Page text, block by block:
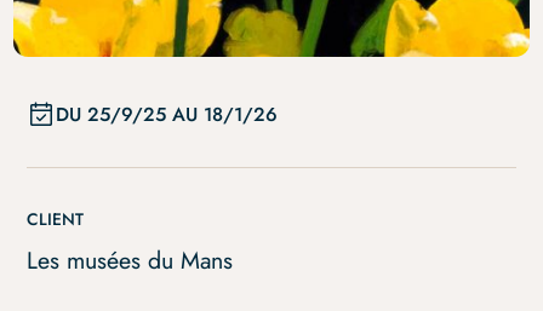
nouveau sous le soleil
DU 25/9/25 AU 18/1/26
CLIENT
Les musées du Mans